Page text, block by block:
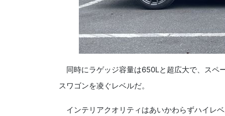
同時にラゲッジ容量は650Lと超広大で、スペ
スワゴンを凌ぐレベルだ。
インテリアクオリティはあいかわらずハイレ